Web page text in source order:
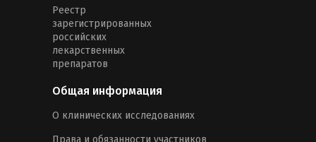
Реестр
зарегистрированных
российских
лекарственных
препаратов
Общая информация
О клинических исследованиях